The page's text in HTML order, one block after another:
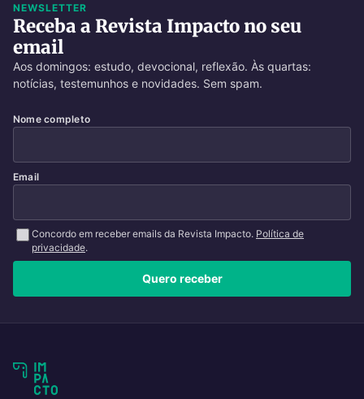
NEWSLETTER
Receba a Revista Impacto no seu
email
Aos domingos: estudo, devocional, reflexão. Às quartas:
notícias, testemunhos e novidades. Sem spam.
Nome completo
Email
Concordo em receber emails da Revista Impacto. Política de
privacidade.
Quero receber